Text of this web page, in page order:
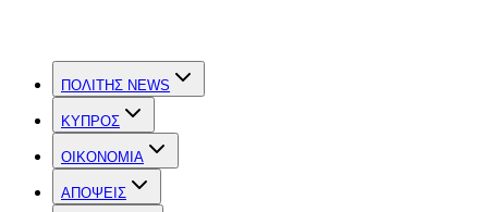
ΠΟΛΙΤΗΣ NEWS
ΚΥΠΡΟΣ
OIKONOMIA
ΑΠΟΨΕΙΣ